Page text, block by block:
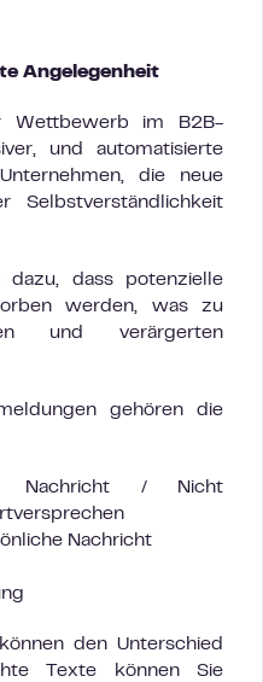
Angelegenheit
im B2B-
und automatisierte
die neue
Selbstverständlichkeit
dass potenzielle
werden, was zu
und verärgerten
gehören die
Nachricht / Nicht
Nachricht
den Unterschied
Texte können Sie